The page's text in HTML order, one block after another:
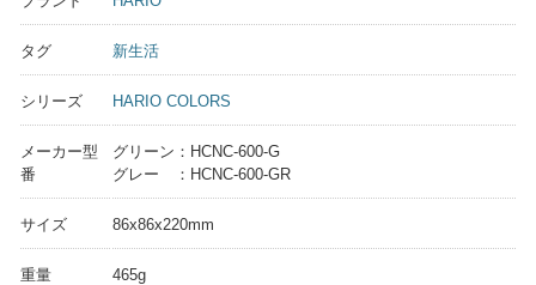
タグ 新生活
シリーズ HARIO COLORS
メーカー型
番
グリーン：HCNC-600-G
グレー ：HCNC-600-GR
サイズ 86x86x220mm
重量 465g